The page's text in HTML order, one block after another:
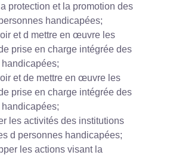
protection et la promotion des
handicapées;
et d mettre en œuvre les
prise en charge intégrée des
et de mettre en œuvre les
prise en charge intégrée des
les activités des institutions
d personnes handicapées;
les actions visant la